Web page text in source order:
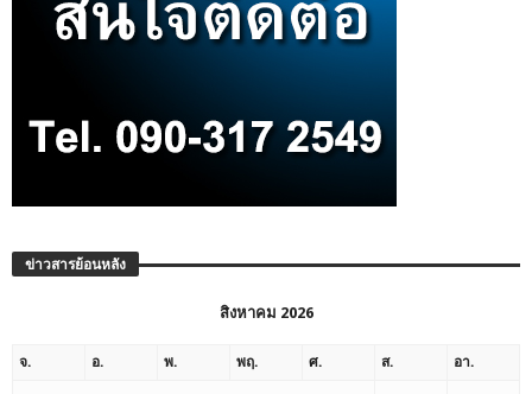
ข่าวสารย้อนหลัง
สิงหาคม 2026
จ. อ. พ. พฤ. ศ. ส. อา.